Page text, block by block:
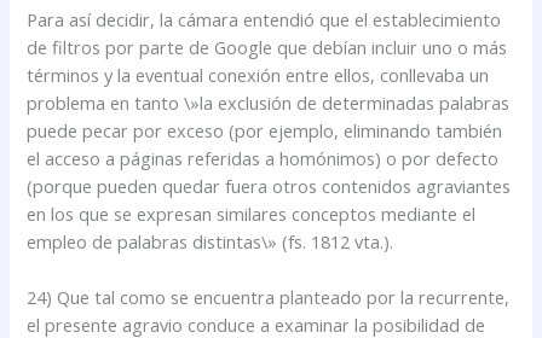
Para así decidir, la cámara entendió que el establecimiento
de filtros por parte de Google que debían incluir uno o más
términos y la eventual conexión entre ellos, conllevaba un
problema en tanto \»la exclusión de determinadas palabras
puede pecar por exceso (por ejemplo, eliminando también
el acceso a páginas referidas a homónimos) o por defecto
(porque pueden quedar fuera otros contenidos agraviantes
en los que se expresan similares conceptos mediante el
empleo de palabras distintas\» (fs. 1812 vta.).
24) Que tal como se encuentra planteado por la recurrente,
el presente agravio conduce a examinar la posibilidad de